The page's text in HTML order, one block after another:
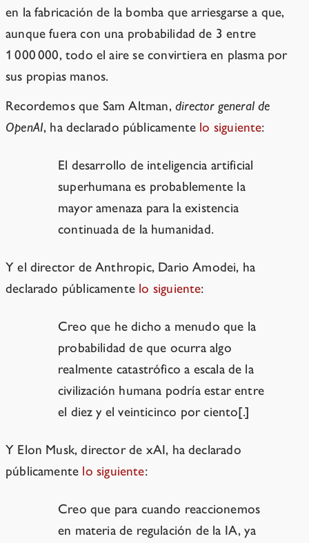
en la fabricación de la bomba que arriesgarse a que,
aunque fuera con una probabilidad de 3 entre
1 000 000, todo el aire se convirtiera en plasma por
sus propias manos.
Recordemos que Sam Altman, director general de
OpenAI, ha declarado públicamente lo siguiente:
El desarrollo de inteligencia artificial
superhumana es probablemente la
mayor amenaza para la existencia
continuada de la humanidad.
Y el director de Anthropic, Dario Amodei, ha
declarado públicamente lo siguiente:
Creo que he dicho a menudo que la
probabilidad de que ocurra algo
realmente catastrófico a escala de la
civilización humana podría estar entre
el diez y el veinticinco por ciento[.]
Y Elon Musk, director de xAI, ha declarado
públicamente lo siguiente:
Creo que para cuando reaccionemos
en materia de regulación de la IA, ya